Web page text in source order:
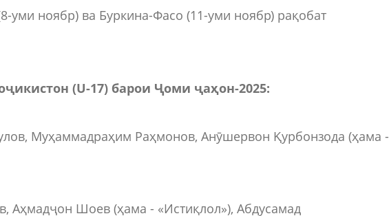
уми ноябр) ва Буркина-Фасо (11-уми ноябр) рақобат
(U-17) барои Ҷоми ҷаҳон-2025:
Муҳаммадраҳим Раҳмонов, Анӯшервон Қурбонзода (ҳама -
Аҳмадҷон Шоев (ҳама - «Истиқлол»), Абдусамад